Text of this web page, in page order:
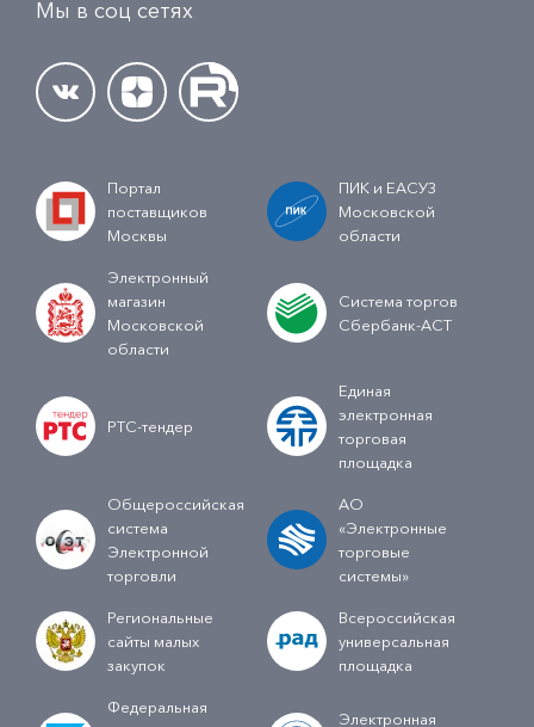
Мы в соц сетях
Портал
поставщиков
Москвы
ПИК и ЕАСУЗ
Московской
области
Электронный
магазин
Московской
области
Система торгов
Сбербанк-АСТ
РТС-тендер
Единая
электронная
торговая
площадка
Общероссийская
система
Электронной
торговли
АО
«Электронные
торговые
системы»
Региональные
сайты малых
закупок
Всероссийская
универсальная
площадка
Федеральная
Электронная